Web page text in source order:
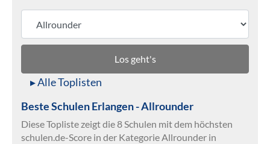
Los geht's
▸ Alle Toplisten
Beste Schulen Erlangen - Allrounder
Diese Topliste zeigt die 8 Schulen mit dem höchsten
schulen.de-Score in der Kategorie Allrounder in